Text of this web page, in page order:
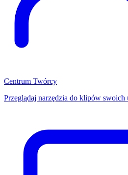
Centrum Twórcy
Przeglądaj narzędzia do klipów